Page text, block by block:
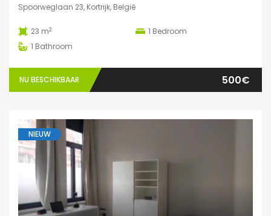
Spoorweglaan 23, Kortrijk, België
23 m2 1 Bedroom
1 Bathroom
NU BESCHIKBAAR 500€
NIEUW